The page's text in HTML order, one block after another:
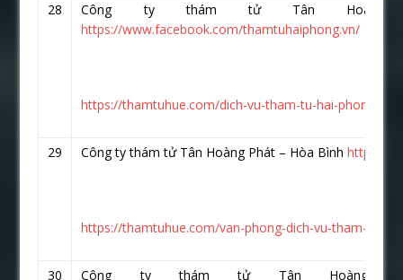
28
Công ty thám tử Tân
https://www.facebook.com/thamtuhaiphong.vn/
https://thamtuhue.com/dich-vu-tham-tu-hai-phong-uy-
29 Công ty thám tử Tân Hoàng Phát – Hòa Bìnhhttps://
https://thamtuhue.com/van-phong-dich-vu-tham-tu-
30
Công ty thám tử Tân Hoàng